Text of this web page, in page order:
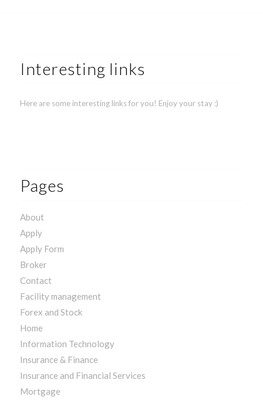
Interesting links
Here are some interesting links for you! Enjoy your stay :)
Pages
About
Apply
Apply Form
Broker
Contact
Facility management
Forex and Stock
Home
Information Technology
Insurance & Finance
Insurance and Financial Services
Mortgage